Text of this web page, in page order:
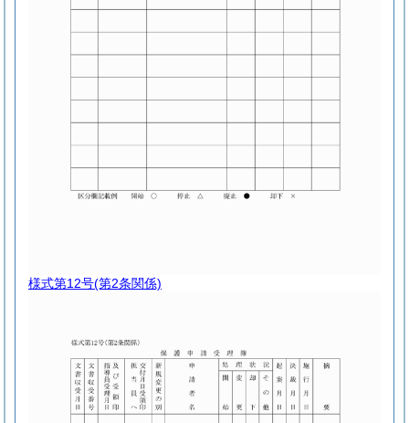
様式第12号(第2条関係)